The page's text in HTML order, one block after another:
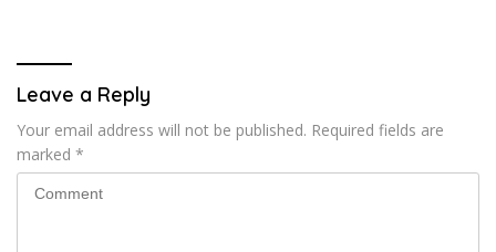
Leave a Reply
Your email address will not be published. Required fields are
marked *